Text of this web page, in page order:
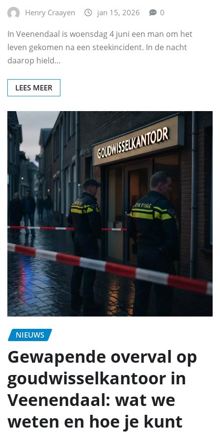
Henry Craayen jan 15, 2026 0
In Veenendaal is woensdag 4 juni een man om het
leven gekomen na een steekincident. In de nacht
daarop hield…
LEES MEER
NIEUWS
Gewapende overval op
goudwisselkantoor in
Veenendaal: wat we
weten en hoe je kunt